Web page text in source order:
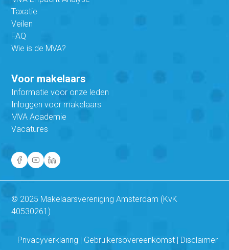
Taxatie
Veilen
FAQ
Wie is de MVA?
Voor makelaars
Informatie voor onze leden
Inloggen voor makelaars
MVA Academie
Vacatures
© 2025 Makelaarsvereniging Amsterdam (KvK
40530261)
Privacyverklaring Gebruikersovereenkomst Disclaimer